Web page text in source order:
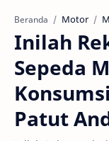
Beranda Motor
Inilah
Sepeda
Patut